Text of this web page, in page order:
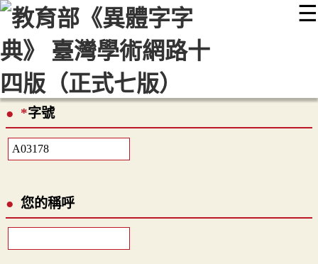
☰
::: 最新消息 常見問題 編輯說明
顯示模式
網站導覽
*字號
您的稱呼